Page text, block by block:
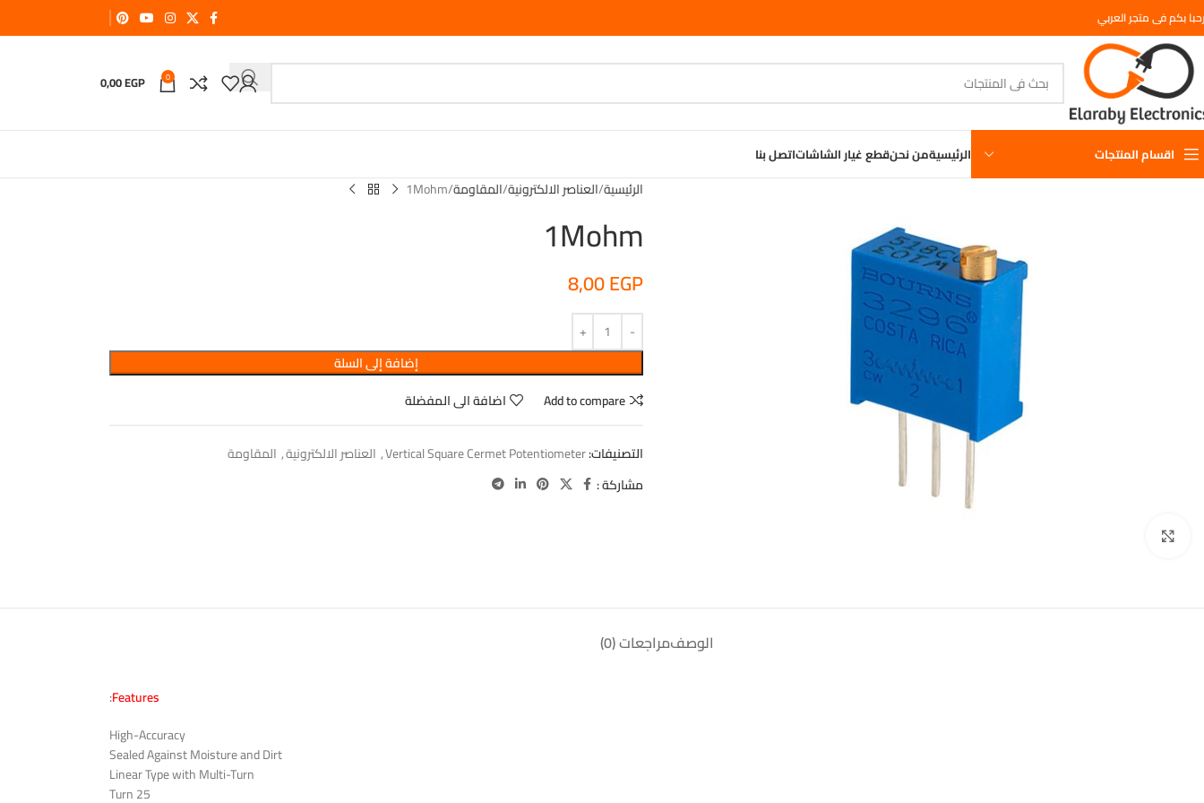
بكم فى متجر العربي
0
0,00EGP
اقسام المنتجات الرئيسيةمن نحنقطع غيار الشاشاتاتصل بنا
الرئيسية العناصر الالكترونية المقاومة 1Mohm
1Mohm
8,00EGP
إضافة إلى السلة
Add to compare
اضافة الى المفضلة
التصنيفات:Vertical Square Cermet Potentiometer
, العناصر الالكترونية, المقاومة
مشاركة :
الوصفمراجعات (0)
Features
:
High-Accuracy
Sealed Against Moisture and Dirt
Linear Type with Multi-Turn
25 Turn